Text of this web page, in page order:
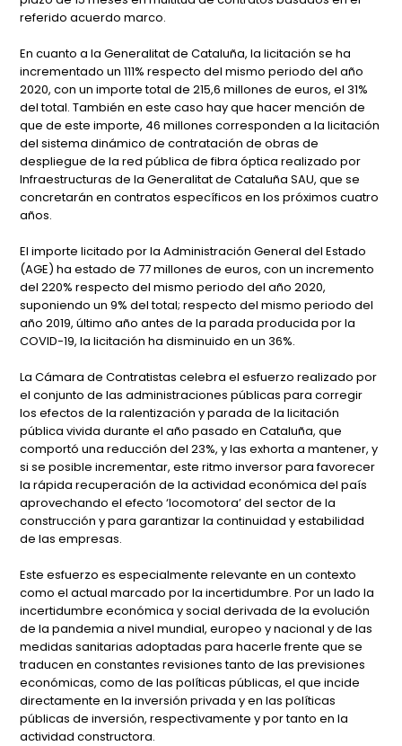
referido acuerdo marco.
En cuanto a la Generalitat de Cataluña, la licitación se ha
incrementado un 111% respecto del mismo periodo del año
2020, con un importe total de 215,6 millones de euros, el 31%
del total. También en este caso hay que hacer mención de
que de este importe, 46 millones corresponden a la licitación
del sistema dinámico de contratación de obras de
despliegue de la red pública de fibra óptica realizado por
Infraestructuras de la Generalitat de Cataluña SAU, que se
concretarán en contratos específicos en los próximos cuatro
años.
El importe licitado por la Administración General del Estado
(AGE) ha estado de 77 millones de euros, con un incremento
del 220% respecto del mismo periodo del año 2020,
suponiendo un 9% del total; respecto del mismo periodo del
año 2019, último año antes de la parada producida por la
COVID-19, la licitación ha disminuido en un 36%.
La Cámara de Contratistas celebra el esfuerzo realizado por
el conjunto de las administraciones públicas para corregir
los efectos de la ralentización y parada de la licitación
pública vivida durante el año pasado en Cataluña, que
comportó una reducción del 23%, y las exhorta a mantener, y
si se posible incrementar, este ritmo inversor para favorecer
la rápida recuperación de la actividad económica del país
aprovechando el efecto ‘locomotora’ del sector de la
construcción y para garantizar la continuidad y estabilidad
de las empresas.
Este esfuerzo es especialmente relevante en un contexto
como el actual marcado por la incertidumbre. Por un lado la
incertidumbre económica y social derivada de la evolución
de la pandemia a nivel mundial, europeo y nacional y de las
medidas sanitarias adoptadas para hacerle frente que se
traducen en constantes revisiones tanto de las previsiones
económicas, como de las políticas públicas, el que incide
directamente en la inversión privada y en las políticas
públicas de inversión, respectivamente y por tanto en la
actividad constructora.